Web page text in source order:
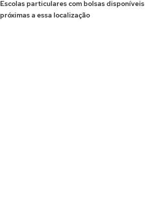
Escolas particulares com bolsas disponíveis
próximas a essa localização